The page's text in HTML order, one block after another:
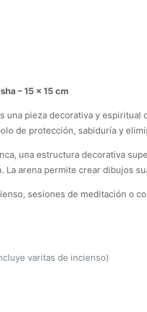
– 15 x 15 cm
una pieza decorativa y
de protección, sabiduría y
una estructura decorativa
La arena permite crear dibujos
sesiones de meditación o
varitas de incienso)